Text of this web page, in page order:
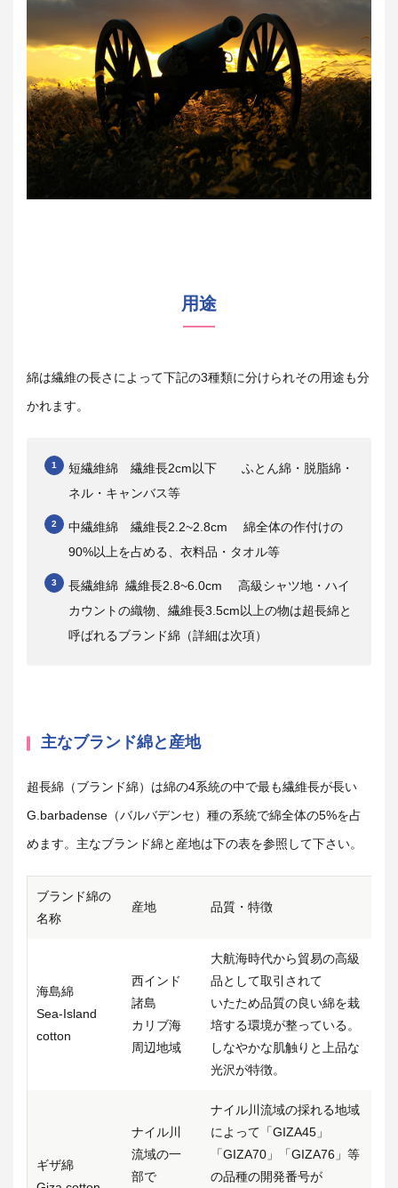
用途
綿は繊維の長さによって下記の3種類に分けられその用途も分
かれます。
短繊維綿 繊維長2cm以下 ふとん綿・脱脂綿・
ネル・キャンバス等
中繊維綿 繊維長2.2~2.8cm 綿全体の作付けの
90%以上を占める、衣料品・タオル等
長繊維綿 繊維長2.8~6.0cm 高級シャツ地・ハイ
カウントの織物、繊維長3.5cm以上の物は超長綿と
呼ばれるブランド綿（詳細は次項）
主なブランド綿と産地
超長綿（ブランド綿）は綿の4系統の中で最も繊維長が長い
G.barbadense （バルバデンセ）種の系統で綿全体の5%を占
めます。主なブランド綿と産地は下の表を参照して下さい。
ブランド綿の
名称
産地 品質・特徴
海島綿
Sea-Island
cotton
西インド
諸島
カリブ海
周辺地域
大航海時代から貿易の高級
品として取引されて
いたため品質の良い綿を栽
培する環境が整っている。
しなやかな肌触りと上品な
光沢が特徴。
ギザ綿
ナイル川
流域の一
部で
ナイル川流域の採れる地域
によって「GIZA45」
「GIZA70」「GIZA76」等
の品種の開発番号が